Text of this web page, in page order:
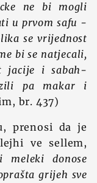
ne bi mogli
u prvom safu -
se vrijednost
bi se natjecali,
jacije i sabah-
pa makar i
br. 437)
prenosi da je
ve sellem,
meleki donose
grijeh sve